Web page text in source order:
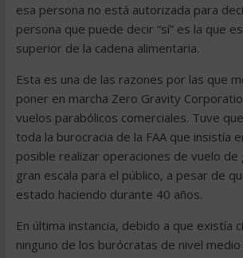
esa persona no está autorizada para
persona que puede decir “sí” es la que
superior de la cadena alimentaria.
Esta es una de las razones por las que
poner en marcha Zero Gravity
vuelos parabólicos comerciales. Tuve
toda la burocracia de la FAA que insistía
posible realizar operaciones de vuelo de
gran escala para el público, a pesar de
estado haciendo durante 40 años.
En última instancia, debido a que existía
ninguno de los burócratas de nivel